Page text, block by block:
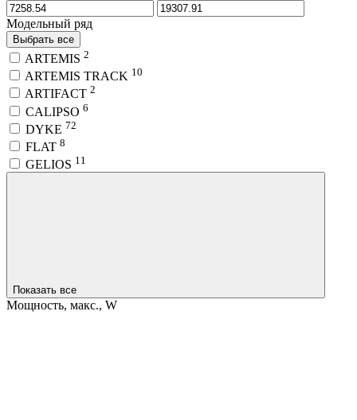
Модельный ряд
Выбрать все
ARTEMIS 2
ARTEMIS TRACK 10
ARTIFACT 2
CALIPSO 6
DYKE 72
FLAT 8
GELIOS 11
Показать все
Мощность, макс., W